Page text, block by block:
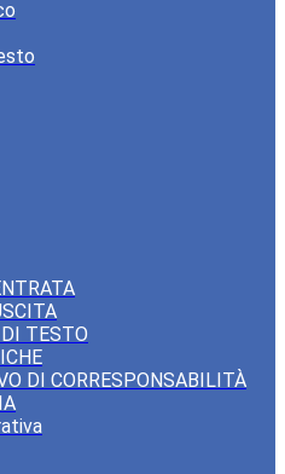
TESTO
DI CORRESPONSABILITÀ